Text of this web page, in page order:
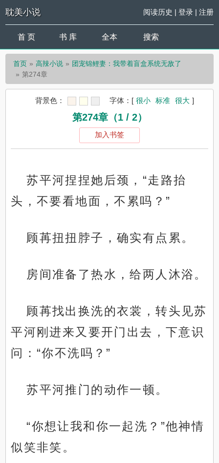
耽美小说 阅读历史 | 登录| 注册
首 页 书 库 全本 搜索
首页 高辣小说
团宠锦鲤妻：我带着盲盒系统无敌了
第274章
背景色： 字体： [ 很小 标准 很大 ]
第274章（1 / 2）
加入书签
苏平河捏捏她后颈，“走路抬
头，不要看地面，不累吗？”
顾苒扭扭脖子，确实有点累。
房间准备了热水，给两人沐浴。
顾苒找出换洗的衣裳，转头见苏
平河刚进来又要开门出去，下意识
问：“你不洗吗？”
苏平河推门的动作一顿。
“你想让我和你一起洗？”他神情
似笑非笑。